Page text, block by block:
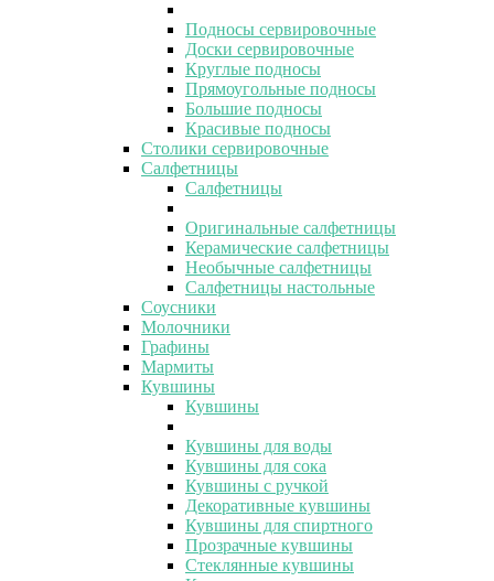
Подносы сервировочные
Доски сервировочные
Круглые подносы
Прямоугольные подносы
Большие подносы
Красивые подносы
Столики сервировочные
Салфетницы
Салфетницы
Оригинальные салфетницы
Керамические салфетницы
Необычные салфетницы
Салфетницы настольные
Соусники
Молочники
Графины
Мармиты
Кувшины
Кувшины
Кувшины для воды
Кувшины для сока
Кувшины с ручкой
Декоративные кувшины
Кувшины для спиртного
Прозрачные кувшины
Стеклянные кувшины